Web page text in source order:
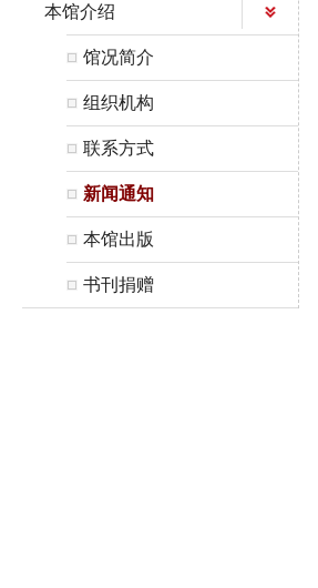
本馆介绍
馆况简介
组织机构
联系方式
新闻通知
本馆出版
书刊捐赠